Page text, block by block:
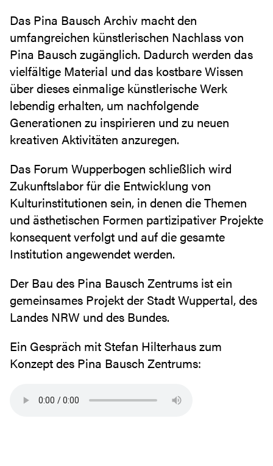
Das Pina Bausch Archiv macht den
umfangreichen künstlerischen Nachlass von
Pina Bausch zugänglich. Dadurch werden das
vielfältige Material und das kostbare Wissen
über dieses einmalige künstlerische Werk
lebendig erhalten, um nachfolgende
Generationen zu inspirieren und zu neuen
kreativen Aktivitäten anzuregen.
Das Forum Wupperbogen schließlich wird
Zukunftslabor für die Entwicklung von
Kulturinstitutionen sein, in denen die Themen
und ästhetischen Formen partizipativer Projekte
konsequent verfolgt und auf die gesamte
Institution angewendet werden.
Der Bau des Pina Bausch Zentrums ist ein
gemeinsames Projekt der Stadt Wuppertal, des
Landes NRW und des Bundes.
Ein Gespräch mit Stefan Hilterhaus zum
Konzept des Pina Bausch Zentrums: